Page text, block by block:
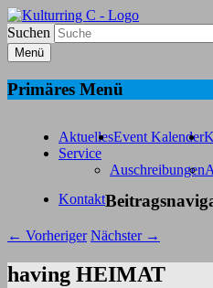
Kulturring C
Bildende Kunst in Fürth
Suchen
Menü
Primäres Menü
AktuellesEvent Kalender
Service
Auschreibungen
Kontakt
← Vorheriger Nächster →
having HEIMAT